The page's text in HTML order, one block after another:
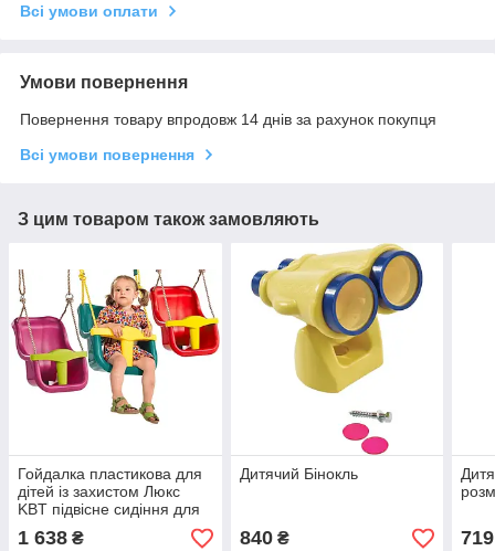
Всі умови оплати
Умови повернення
Повернення товару впродовж 14 днів за рахунок покупця
Всі умови повернення
З цим товаром також замовляють
Гойдалка пластикова для
дітей із захистом Люкс
KBT підвісне сидіння для
дитячих майданчиків
1 638 ₴
Дитячий Бінокль
840₴ 719